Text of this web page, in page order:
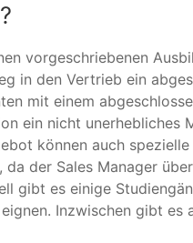
vorgeschriebenen
in den Vertrieb ein
mit einem
ein nicht unerhebliches
können auch
der Sales Manager
gibt es einige
Inzwischen gibt